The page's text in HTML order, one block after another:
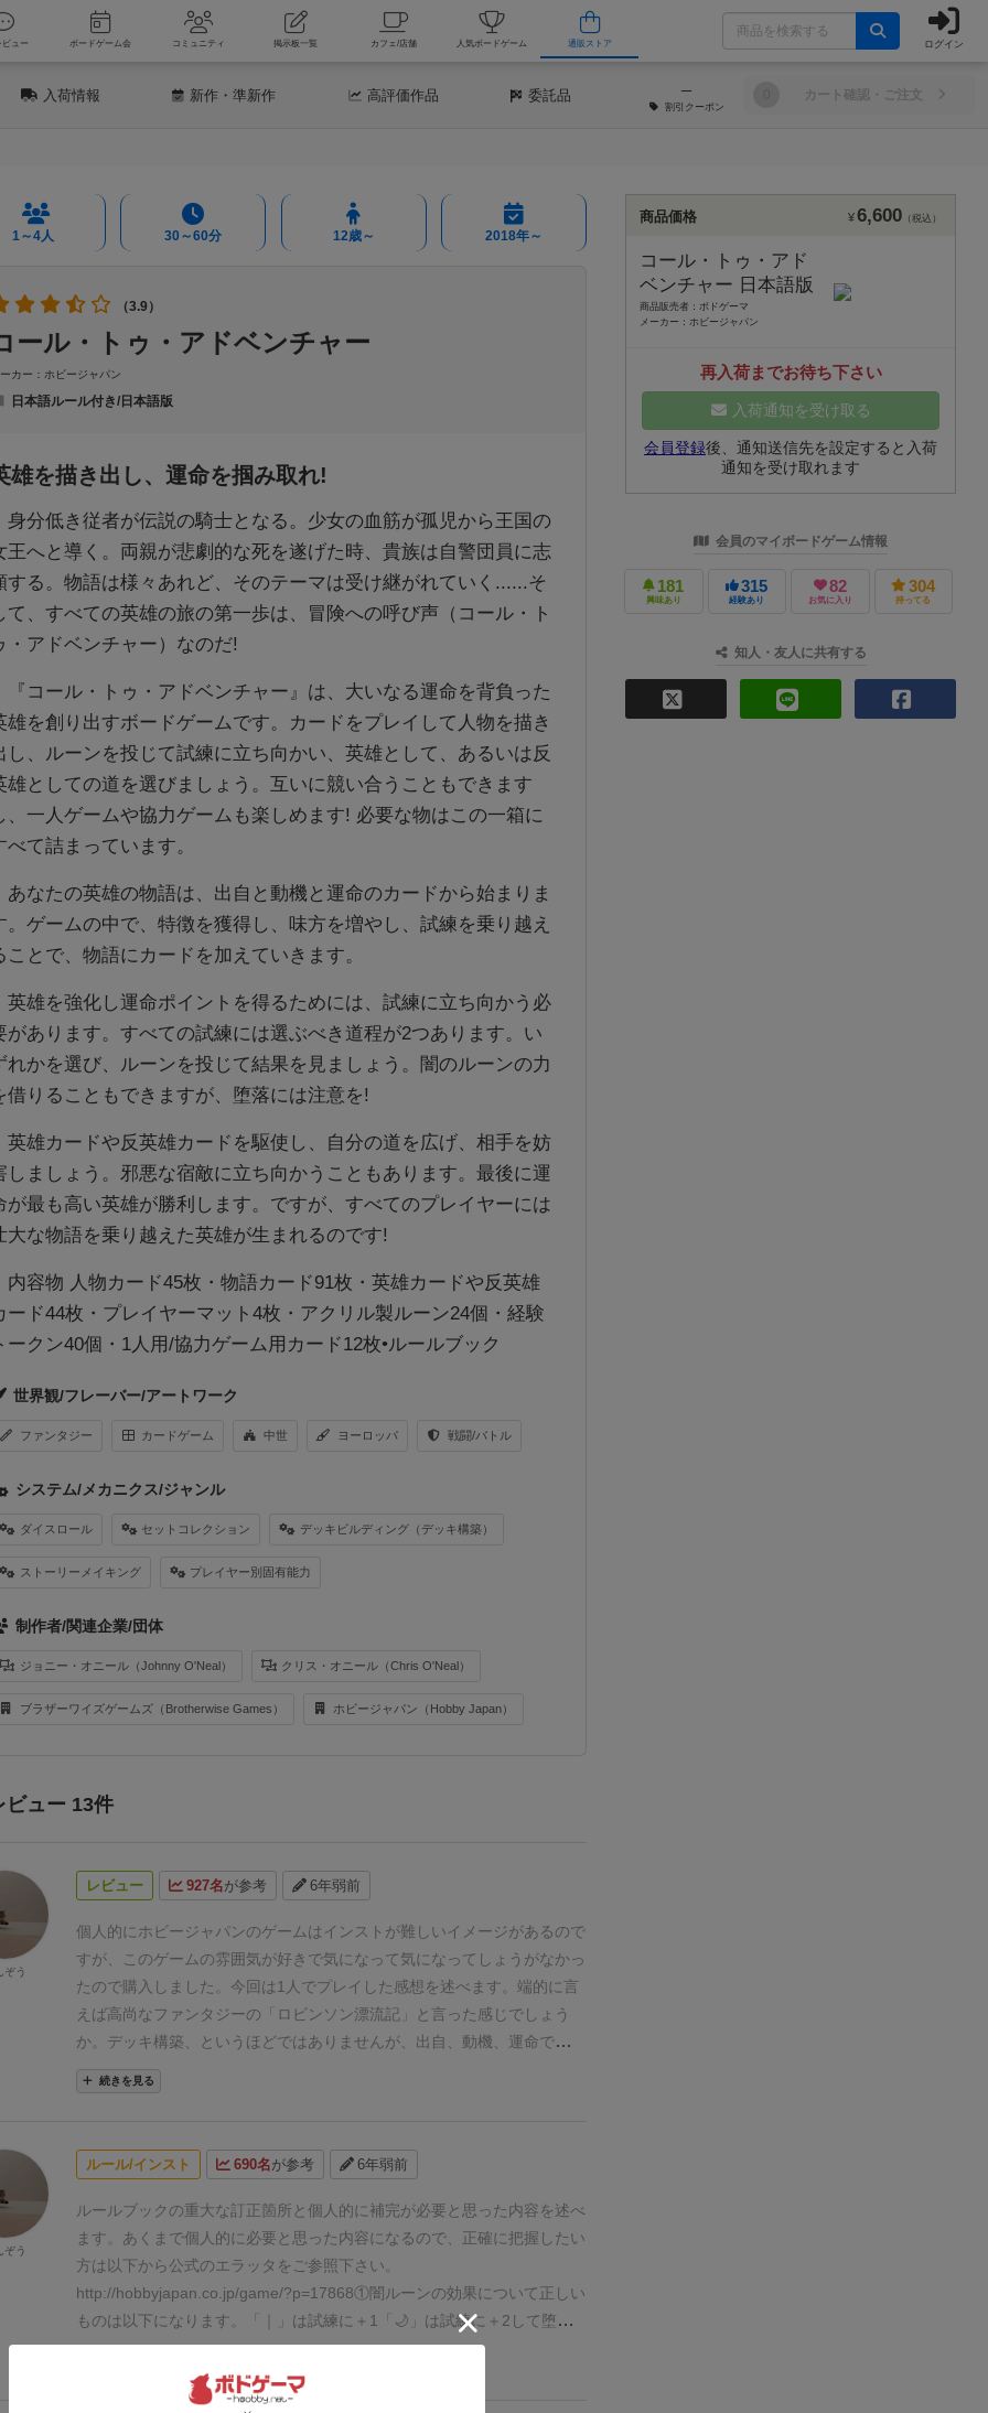
新着レビュー ボードゲーム会 コミュニティ 掲示板一覧 カフェ/店舗 人気ボードゲーム 通販ストア ログイン
入荷情報 新作 ・準新作 高評価作品 委託品 ─
割引 クーポン
カート確認・ご注文
1～4人 30～60分 12歳～ 2018年～
（3.9）
ール・トゥ・アドベンチャー
カー：ホビージャパン
日本語ルール付き/日本語版
雄を描き出し、運命を掴み取れ!
分低き従者が伝説の騎士となる。少女の血筋が孤児から王国の
王へと導く。両親が悲劇的な死を遂げた時、貴族は自警団員に志
する。物語は様々あれど、そのテーマは受け継がれていく......そ
て、すべての英雄の旅の第一歩は、冒険への呼び声（コール・ト
・アドベンチャー）なのだ!
コール・トゥ・アドベンチャー』は、大いなる運命を背負った
雄を創り出すボードゲームです。カードをプレイして人物を描き
し、ルーンを投じて試練に立ち向かい、英雄として、あるいは反
雄としての道を選びましょう。互いに競い合うこともできます
、一人ゲームや協力ゲームも楽しめます! 必要な物はこの一箱に
べて詰まっています。
なたの英雄の物語は、出自と動機と運命のカードから始まりま
。ゲームの中で、特徴を獲得し、味方を増やし、試練を乗り越え
ことで、物語にカードを加えていきます。
雄を強化し運命ポイントを得るためには、試練に立ち向かう必
があります。すべての試練には選ぶべき道程が2つあります。い
れかを選び、ルーンを投じて結果を見ましょう。闇のルーンの力
借りることもできますが、堕落には注意を!
雄カードや反英雄カードを駆使し、自分の道を広げ、相手を妨
しましょう。邪悪な宿敵に立ち向かうこともあります。最後に運
が最も高い英雄が勝利します。ですが、すべてのプレイヤーには
大な物語を乗り越えた英雄が生まれるのです!
容物 人物カード45枚・物語カード91枚・英雄カードや反英雄
ード44枚・プレイヤーマット4枚・アクリル製ルーン24個・経験
ークン40個・1人用/協力ゲーム用カード12枚•ルールブック
世界観/フレーバー/アートワーク
ファンタジー カードゲーム 中世 ヨーロッパ 戦闘/バトル
システム/メカニクス/ジャンル
ダイスロール セットコレクション デッキビルディング（デッキ構築）
ストーリーメイキング プレイヤー別固有能力
制作者/関連企業/団体
ジョニー・オニール（Johnny O'Neal） クリス・オニール（Chris O'Neal）
ブラザーワイズゲームズ（Brotherwise Games） ホビージャパン（Hobby Japan）
ビュー 13件
レビュー 927名が参考 6年弱前
個人的にホビージャパンのゲームはインストが難しいイメージがあるので
すが、このゲームの雰囲気が好きで気になって気になってしょうがなかっ
たので購入しました。 今回は1人でプレイした感想を述べます。 端的に言
えば高尚なファンタジーの「ロビンソン漂流記」と言った感じでしょう
か。 デッキ構築、というほどではありませんが、出自、動機、運命で決め
た自キャラに様々な経験をさせて強化し宿敵に打ち勝つ、という内容。
験の中には良い経験だけではなく、誰かを犠牲にしたり強盗団を乗っ取っ
イナスになることはありません。良い経験は栄光ポイント、悪い経験は悲
劇ポイントと分類され、どちらもVPはプラスになります。
が極限に達した場合のみ栄光ポイントがマイナスになりますが、それ以外
は全てプラスポイントで、全てを総合して運命ポイントと銘打たれていま
す。1人プレイの場合、宿敵が常時存在しており、最終的に宿敵を倒さな
ければならないのですが、倒したとしても運命ポイントが30ポイントに
到達しなければ負けてしまう可能性があります。 意外と遊びやすく、手番
中に行うことも場に出ているカードを入手する、カードを交換する、カー
ドをプレイするの一般的な3択のため分かりやすいのも良い点です。
し、大きく悪い点が２点あります。
続きを見る
ぞう
ルール/インスト 690名が参考 6年弱前
ルールブックの重大な訂正箇所と個人的に補完が必要と思った内容を述べ
ます。 あくまで個人的に必要と思った内容になるので、正確に把握したい
方は以下から公式のエラッタをご参照下さい。
http://hobbyjapan.co.jp/game/?p=17868①闇ルーンの効果について正しい
ものは以下になります。
「｜」は試練に＋1
「🌙」は試練に＋2して堕落
トラックを１つ下げるP.6のゲームの例として闇ルーンの説明があります
が、こちらが正しく、P.5の闇ルーンの説明が逆に記載されていますので
お気をつけください。②物語カードの難易度は記載通り
ぞう
商品価格 ¥6,600 （税込）
コール・トゥ・アド
ベンチャー 日本語版
商品販売者：ボドゲーマ
メーカー：ホビージャパン
再入荷までお待ち下さい
入荷通知を受け取る
会員登録後、通知送信先を設定すると入荷
通知を受け取れます
会員のマイボードゲーム情報
181
興味あり
315
経験あり
82
お気に入り
304
持ってる
知人・友人に共有する